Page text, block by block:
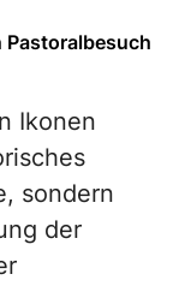
Ikonen
sondern
der